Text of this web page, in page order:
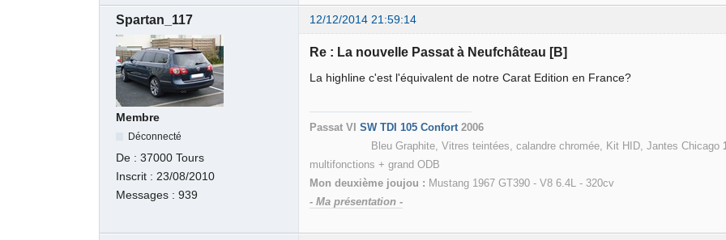
Spartan_117 12/12/2014 21:59:14
Membre
Déconnecté
De :37000 Tours
Inscrit : 23/08/2010
Messages :939
Re : La nouvelle Passat à Neufchâteau [B]
La highline c'est l'équivalent de notre Carat Edition en France?
Passat VISW TDI 105 Confort2006
Bleu Graphite, Vitres teintées, calandre chromée, Kit HID, Jantes Chicago
multifonctions + grand ODB
Mon deuxième joujou : Mustang 1967 GT390 - V8 6.4L - 320cv
- Ma présentation -